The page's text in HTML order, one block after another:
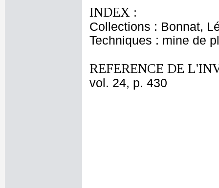
INDEX :
Collections : Bonnat,
Techniques : mine de
REFERENCE DE
vol. 24, p. 430